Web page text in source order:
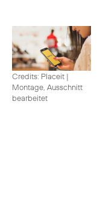
Credits: Placeit |
Montage, Ausschnitt
bearbeitet